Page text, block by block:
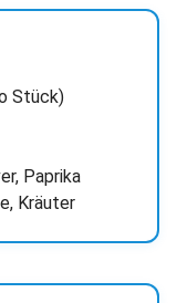
Stück)
Paprika
Kräuter